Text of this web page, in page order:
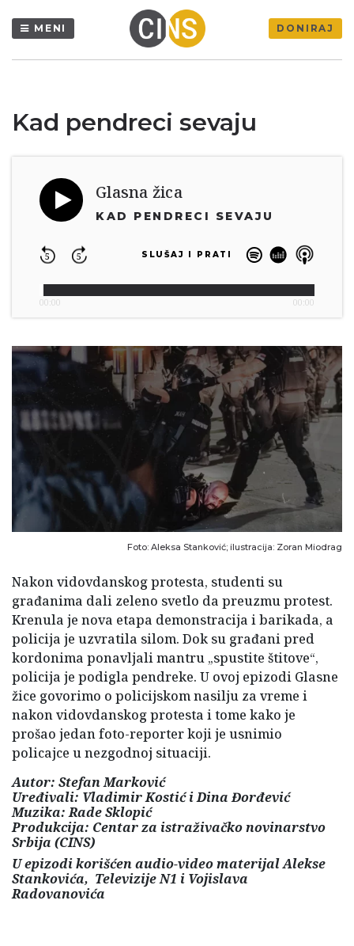
MENI DONIRAJ
Kad pendreci sevaju
Glasna žica
KAD PENDRECI SEVAJU
5 5 SLUŠAJ I PRATI
00:00 00:00
Foto: Aleksa Stanković; ilustracija: Zoran Miodrag
Nakon vidovdanskog protesta, studenti su
građanima dali zeleno svetlo da preuzmu protest.
Krenula je nova etapa demonstracija i barikada, a
policija je uzvratila silom. Dok su građani pred
kordonima ponavljali mantru „spustite štitove“,
policija je podigla pendreke. U ovoj epizodi Glasne
žice govorimo o policijskom nasilju za vreme i
nakon vidovdanskog protesta i tome kako je
prošao jedan foto-reporter koji je usnimio
policajce u nezgodnoj situaciji.
Autor: Stefan Marković
Uređivali: Vladimir Kostić i Dina Đorđević
Muzika: Rade Sklopić
Produkcija: Centar za istraživačko novinarstvo
Srbija (CINS)
U epizodi korišćen audio-video materijal Alekse
Stankovića, Televizije N1 i Vojislava
Radovanovića